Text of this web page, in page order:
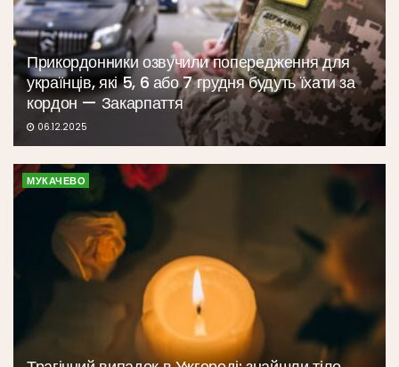
Прикордонники озвучили попередження для
українців, які 5, 6 або 7 грудня будуть їхати за
кордон — Закарпаття
06.12.2025
МУКАЧЕВО